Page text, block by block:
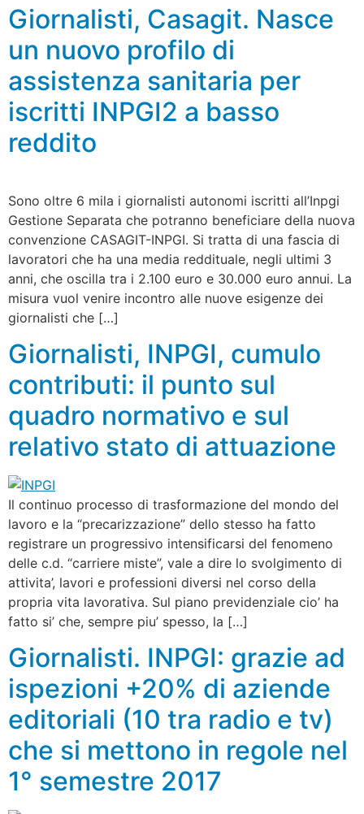
Giornalisti, Casagit. Nasce
un nuovo profilo di
assistenza sanitaria per
iscritti INPGI2 a basso
reddito
Sono oltre 6 mila i giornalisti autonomi iscritti all’Inpgi
Gestione Separata che potranno beneficiare della nuova
convenzione CASAGIT-INPGI. Si tratta di una fascia di
lavoratori che ha una media reddituale, negli ultimi 3
anni, che oscilla tra i 2.100 euro e 30.000 euro annui. La
misura vuol venire incontro alle nuove esigenze dei
giornalisti che […]
Giornalisti, INPGI, cumulo
contributi: il punto sul
quadro normativo e sul
relativo stato di attuazione
Il continuo processo di trasformazione del mondo del
lavoro e la “precarizzazione” dello stesso ha fatto
registrare un progressivo intensificarsi del fenomeno
delle c.d. “carriere miste”, vale a dire lo svolgimento di
attivita’, lavori e professioni diversi nel corso della
propria vita lavorativa. Sul piano previdenziale cio’ ha
fatto si’ che, sempre piu’ spesso, la […]
Giornalisti. INPGI: grazie ad
ispezioni +20% di aziende
editoriali (10 tra radio e tv)
che si mettono in regole nel
1° semestre 2017